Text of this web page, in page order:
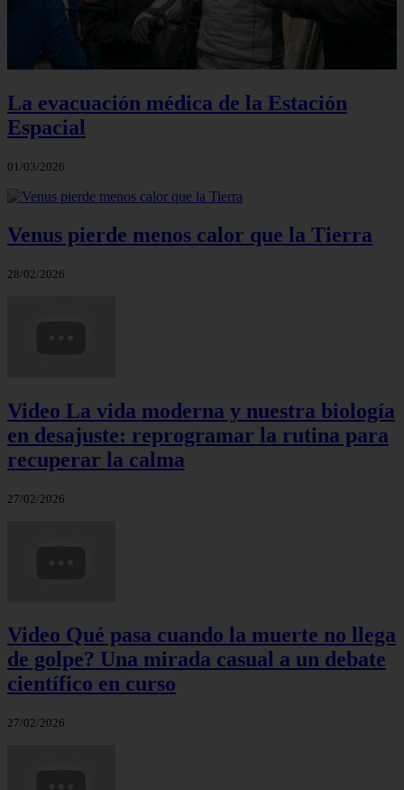
La evacuación médica de la Estación
Espacial
01/03/2026
Venus pierde menos calor que la Tierra
28/02/2026
Video La vida moderna y nuestra biología
en desajuste: reprogramar la rutina para
recuperar la calma
27/02/2026
Video Qué pasa cuando la muerte no llega
de golpe? Una mirada casual a un debate
científico en curso
27/02/2026